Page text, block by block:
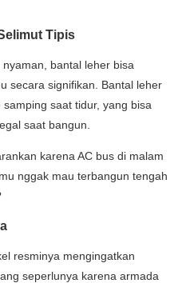
Tipis
bantal leher bisa
secara signifikan. Bantal leher
saat tidur, yang bisa
saat bangun.
karena AC bus di malam
nggak mau terbangun tengah
resminya mengingatkan
seperlunya karena armada